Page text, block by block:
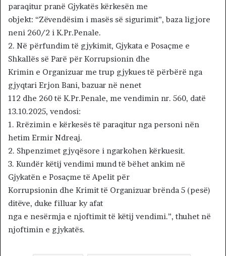
paraqitur pranë Gjykatës kërkesën me
objekt: “Zëvendësim i masës së sigurimit”, baza ligjore
neni 260/2 i K.Pr.Penale.
2. Në përfundim të gjykimit, Gjykata e Posaçme e
Shkallës së Parë për Korrupsionin dhe
Krimin e Organizuar me trup gjykues të përbërë nga
gjyqtari Erjon Bani, bazuar në nenet
112 dhe 260 të K.Pr.Penale, me vendimin nr. 560, datë
13.10.2025, vendosi:
1. Rrëzimin e kërkesës të paraqitur nga personi nën
hetim Ermir Ndreaj.
2. Shpenzimet gjyqësore i ngarkohen kërkuesit.
3. Kundër këtij vendimi mund të bëhet ankim në
Gjykatën e Posaçme të Apelit për
Korrupsionin dhe Krimit të Organizuar brënda 5 (pesë)
ditëve, duke filluar ky afat
nga e nesërmja e njoftimit të këtij vendimi.”, thuhet në
njoftimin e gjykatës.